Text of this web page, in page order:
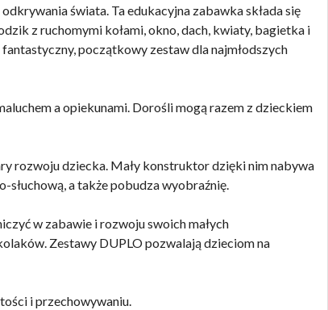
świata. Ta edukacyjna zabawka składa się
z ruchomymi kołami, okno, dach, kwiaty, bagietka i
początkowy zestaw dla najmłodszych
a opiekunami. Dorośli mogą razem z dzieckiem
rozwoju dziecka. Mały konstruktor dzięki nim nabywa
a także pobudza wyobraźnię.
w zabawie i rozwoju swoich małych
Zestawy DUPLO pozwalają dzieciom na
i przechowywaniu.